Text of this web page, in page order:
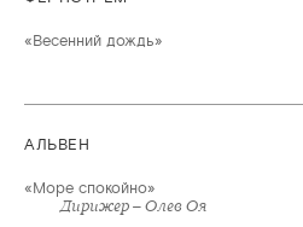
«Весенний дождь»
АЛЬВЕН
«Море спокойно»
Дирижер – Олев Оя